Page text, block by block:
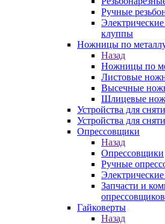
Ручные
клуппы
Ножницы по
Назад
Ножницы по
Листовые
Высечные
Шлицевые
Устройства для
Устройства для
Опрессовщики
Назад
Опрессовщики
Ручные
Запчасти и
опрессовщиков
Гайковерты
Назад